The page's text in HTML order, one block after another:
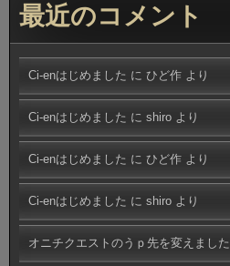
最近のコメント
Ci-enはじめました に ひど作 より
Ci-enはじめました に shiro より
Ci-enはじめました に ひど作 より
Ci-enはじめました に shiro より
オニチクエストのうｐ先を変えました